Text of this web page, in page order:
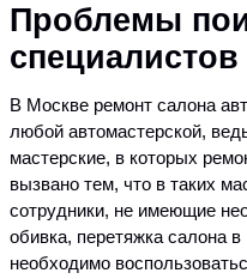
Проблемы
специалистов
В Москве ремонт салона
любой автомастерской,
мастерские, в которых
вызвано тем, что в таких
сотрудники, не имеющие
обивка, перетяжка салона
необходимо